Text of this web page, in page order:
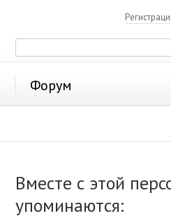
Форум
Вместе с этой
упоминаются: